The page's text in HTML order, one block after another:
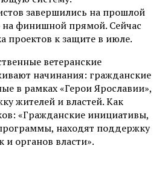
завершились на прошлой
финишной прямой. Сейчас
проектов к защите в июле.
ветеранские
начинания: гражданские
в рамках «Герои Ярославии»,
жителей и властей. Как
«Гражданские инициативы,
находят поддержку
и органов власти».